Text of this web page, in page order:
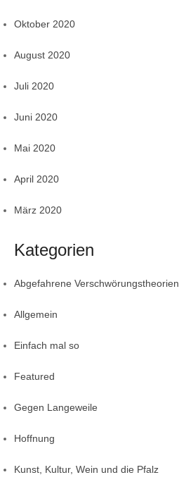
Oktober 2020
August 2020
Juli 2020
Juni 2020
Mai 2020
April 2020
März 2020
Kategorien
Abgefahrene Verschwörungstheorien
Allgemein
Einfach mal so
Featured
Gegen Langeweile
Hoffnung
Kunst, Kultur, Wein und die Pfalz